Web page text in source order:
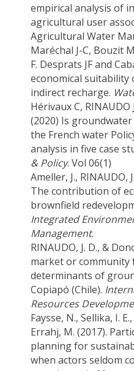
empirical analysis of
agricultural user
Agricultural Water
Maréchal J-C, Bouzit
F. Desprats JF and
economical suitability
indirect recharge.
Hérivaux C,
(2020) Is
the French water
analysis in five case
& Policy. Vol 06(1)
Ameller, J., RINAUDO,
The contribution of
brownfield
Integrated
Management.
RINAUDO, J. D., &
market or
determinants of
Copiapó (Chile).
Resources
Faysse, N., Sellika, I.
Errahj, M. (2017).
planning for
when actors seldom